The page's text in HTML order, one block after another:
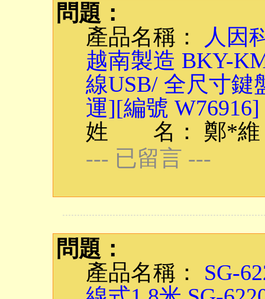
問題：
產品名稱：
人因
越南製造 BKY-
線USB/ 全尺寸鍵
運][編號 W76916]
姓 名： 鄭*維
--- 已留言 ---
問題：
產品名稱： SG-